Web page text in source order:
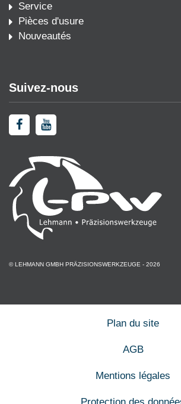
Service
Pièces d'usure
Nouveautés
Suivez-nous
© LEHMANN GMBH PRÄZISIONSWERKZEUGE - 2026
Plan du site
AGB
Mentions légales